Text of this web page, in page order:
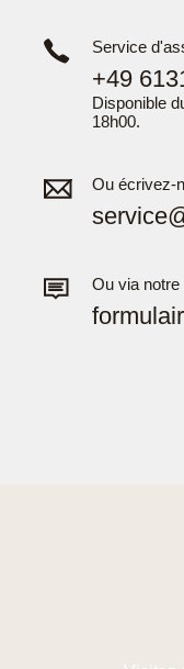
Service
+49
Disponible
18h00.
Ou écrivez-
Ou via notre